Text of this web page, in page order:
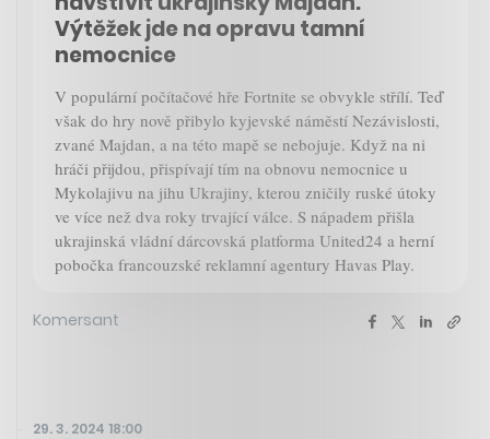
Výtěžek jde na opravu tamní
nemocnice
V populární počítačové hře Fortnite se obvykle střílí. Teď
však do hry nově přibylo kyjevské náměstí Nezávislosti,
zvané Majdan, a na této mapě se nebojuje. Když na ni
hráči přijdou, přispívají tím na obnovu nemocnice u
Mykolajivu na jihu Ukrajiny, kterou zničily ruské útoky
ve více než dva roky trvající válce. S nápadem přišla
ukrajinská vládní dárcovská platforma United24 a herní
pobočka francouzské reklamní agentury Havas Play.
Komersant
29. 3. 2024 18:00